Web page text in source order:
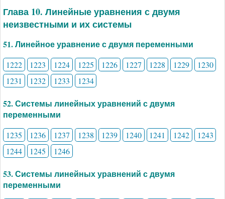
Глава 10. Линейные уравнения с двумя
неизвестными и их системы
51. Линейное уравнение с двумя переменными
1222 1223 1224 1225 1226 1227 1228 1229
1230
1231
1232 1233 1234
52. Системы линейных уравнений с двумя
переменными
1235 1236 1237 1238 1239 1240 1241 1242
1243
1244
1245 1246
53. Системы линейных уравнений с двумя
переменными